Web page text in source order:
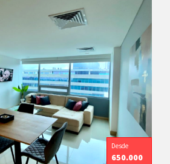
Desde
650.000